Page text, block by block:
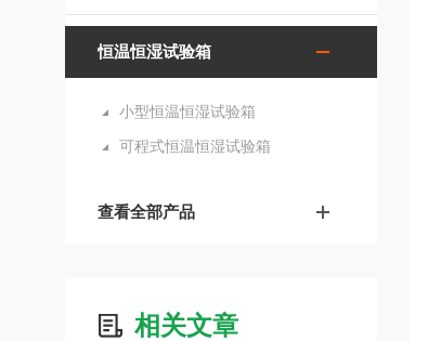
恒温恒湿试验箱
小型恒温恒湿试验箱
可程式恒温恒湿试验箱
查看全部产品
相关文章